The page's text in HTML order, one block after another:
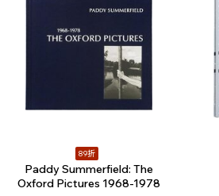
89折
Paddy Summerfield: The
Oxford Pictures 1968-1978